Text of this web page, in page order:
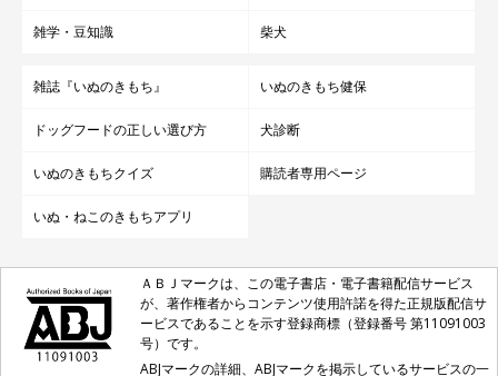
雑学・豆知識 柴犬
雑誌『いぬのきもち』 いぬのきもち健保
ドッグフードの正しい選び方 犬診断
いぬのきもちクイズ 購読者専用ページ
いぬ・ねこのきもちアプリ
ＡＢＪマークは、この電子書店・電子書籍配信サービス
が、著作権者からコンテンツ使用許諾を得た正規版配信サ
ービスであることを示す登録商標（登録番号 第11091003
号）です。
ABJマークの詳細、ABJマークを掲示しているサービスの一